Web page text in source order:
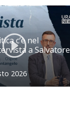
c’è nel
a Salvatore
2026